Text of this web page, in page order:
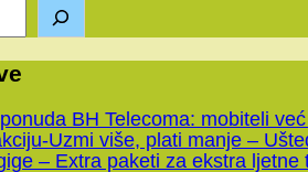
BH Telecoma: mobiteli
Uzmi više, plati manje –
– Extra paketi za ekstra ljetne